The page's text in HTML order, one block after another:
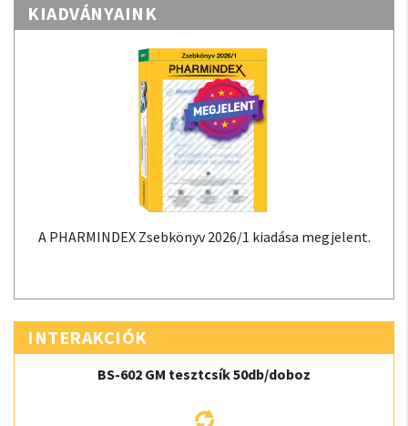
KIADVÁNYAINK
A PHARMINDEX Zsebkönyv 2026/1 kiadása megjelent.
INTERAKCIÓK
BS-602 GM tesztcsík 50db/doboz